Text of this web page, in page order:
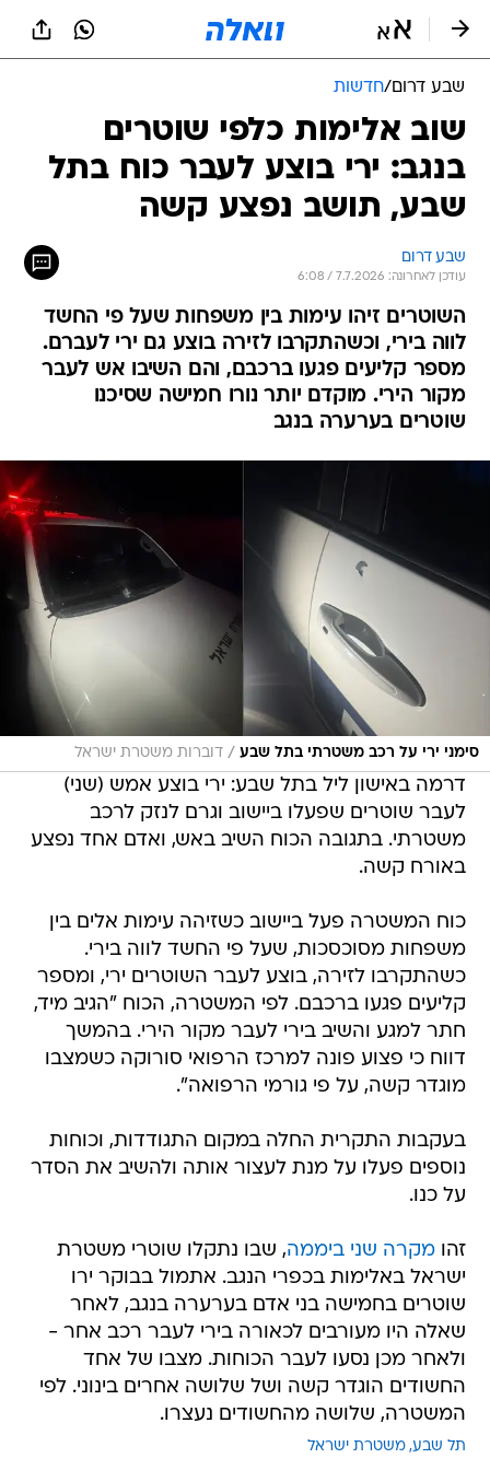
שבע דרום/חדשות
שוב אלימות כלפי שוטרים
בנגב: ירי בוצע לעבר כוח בתל
שבע, תושב נפצע קשה
שבע דרום
עודכן לאחרונה: 7.7.2026 / 6:08
השוטרים זיהו עימות בין משפחות שעל פי החשד
לווה בירי, וכשהתקרבו לזירה בוצע גם ירי לעברם.
מספר קליעים פגעו ברכבם, והם השיבו אש לעבר
מקור הירי. מוקדם יותר נורו חמישה שסיכנו
שוטרים בערערה בנגב
סימני ירי על רכב משטרתי בתל שבע / דוברות משטרת ישראל
דרמה באישון ליל בתל שבע: ירי בוצע אמש (שני)
לעבר שוטרים שפעלו ביישוב וגרם לנזק לרכב
משטרתי. בתגובה הכוח השיב באש, ואדם אחד נפצע
באורח קשה.
כוח המשטרה פעל ביישוב כשזיהה עימות אלים בין
משפחות מסוכסכות, שעל פי החשד לווה בירי.
כשהתקרבו לזירה, בוצע לעבר השוטרים ירי, ומספר
קליעים פגעו ברכבם. לפי המשטרה, הכוח "הגיב מיד,
חתר למגע והשיב בירי לעבר מקור הירי. בהמשך
דווח כי פצוע פונה למרכז הרפואי סורוקה כשמצבו
מוגדר קשה, על פי גורמי הרפואה".
בעקבות התקרית החלה במקום התגודדות, וכוחות
נוספים פעלו על מנת לעצור אותה ולהשיב את הסדר
על כנו.
זהומקרה שני ביממה, שבו נתקלו שוטרי משטרת
ישראל באלימות בכפרי הנגב. אתמול בבוקר ירו
שוטרים בחמישה בני אדם בערערה בנגב, לאחר
שאלה היו מעורבים לכאורה בירי לעבר רכב אחר -
ולאחר מכן נסעו לעבר הכוחות. מצבו של אחד
החשודים הוגדר קשה ושל שלושה אחרים בינוני. לפי
המשטרה, שלושה מהחשודים נעצרו.
תל שבע משטרת ישראל